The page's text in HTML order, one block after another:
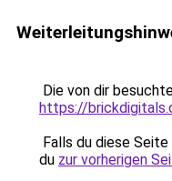
Die von dir
https://
Falls du diese
du zur vorherigen